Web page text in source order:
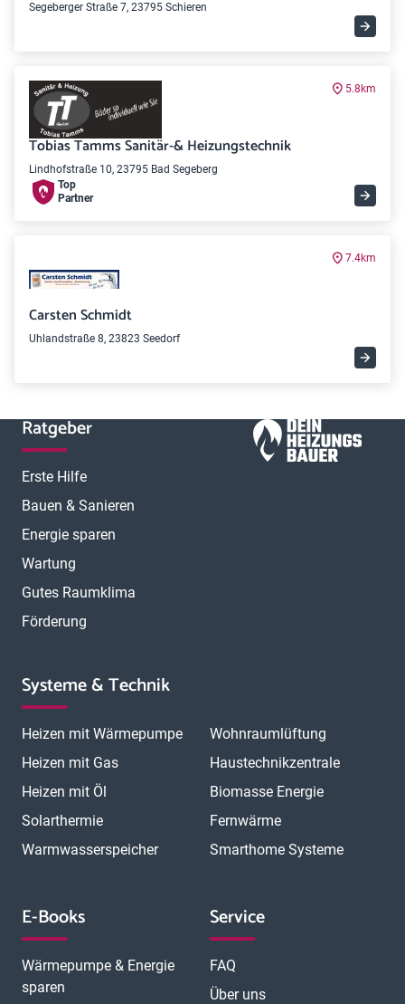
Segeberger Straße 7, 23795 Schieren
5.8km
Tobias Tamms Sanitär-& Heizungstechnik
Lindhofstraße 10, 23795 Bad Segeberg
Top
Partner
7.4km
Carsten Schmidt
Uhlandstraße 8, 23823 Seedorf
Ratgeber
Erste Hilfe
Bauen & Sanieren
Energie sparen
Wartung
Gutes Raumklima
Förderung
Systeme & Technik
Heizen mit Wärmepumpe
Heizen mit Gas
Heizen mit Öl
Solarthermie
Warmwasserspeicher
Wohnraumlüftung
Haustechnikzentrale
Biomasse Energie
Fernwärme
Smarthome Systeme
E-Books
Wärmepumpe & Energie
sparen
Service
FAQ
Über uns